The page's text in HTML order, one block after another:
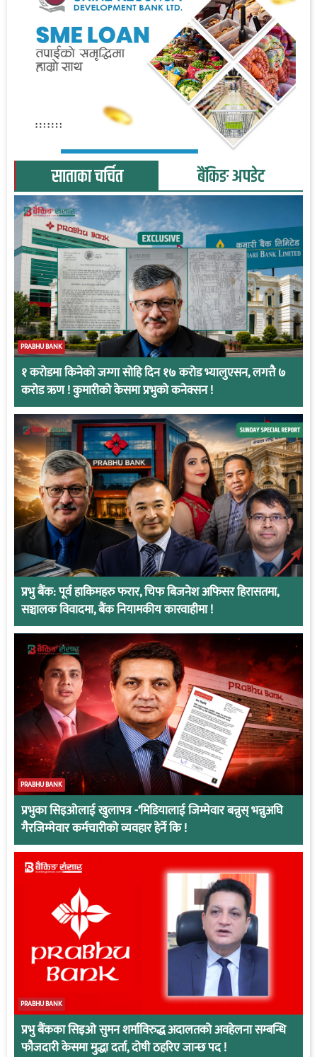
साताका चर्चित बैंकिङ अपडेट
PRABHU BANK
१ करोडमा किनेको जग्गा सोहि दिन १७ करोड भ्यालुएसन, लगत्तै ७
करोड ऋण ! कुमारीको केसमा प्रभुको कनेक्सन !
प्रभु बैंक: पूर्व हाकिमहरु फरार, चिफ बिजनेश अफिसर हिरासतमा,
सञ्चालक विवादमा, बैंक नियामकीय कारवाहीमा !
PRABHU BANK
प्रभुका सिइओलाई खुलापत्र -‘मिडियालाई जिम्मेवार बन्नुस् भन्नुअघि
गैरजिम्मेवार कर्मचारीको व्यवहार हेर्ने कि !
PRABHU BANK
प्रभु बैंकका सिइओ सुमन शर्माविरुद्ध अदालतको अवहेलना सम्बन्धि
फौजदारी केसमा मुद्धा दर्ता, दोषी ठहरिए जान्छ पद !